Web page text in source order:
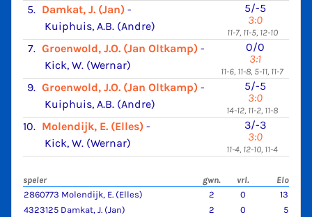
5. Damkat, J. (Jan) -
Kuiphuis, A.B. (Andre)
5/-5
3:0
11-7, 11-5, 12-10
7. Groenwold, J.O. (Jan Oltkamp) -
Kick, W. (Wernar)
0/0
3:1
11-6, 11-8, 5-11, 11-7
9. Groenwold, J.O. (Jan Oltkamp) -
Kuiphuis, A.B. (Andre)
5/-5
3:0
14-12, 11-2, 11-8
10. Molendijk, E. (Elles) -
Kick, W. (Wernar)
3/-3
3:0
11-4, 12-10, 11-4
speler gwn. vrl.
Elo
2860773 Molendijk, E. (Elles)
2 0
13
4323125 Damkat, J. (Jan)
2 0 5